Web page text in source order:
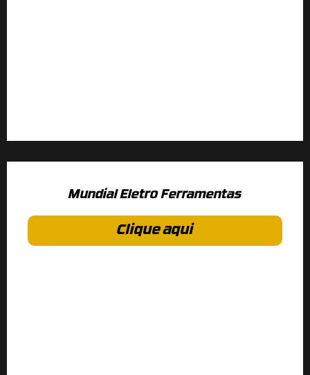
Mundial Eletro Ferramentas
Clique aqui